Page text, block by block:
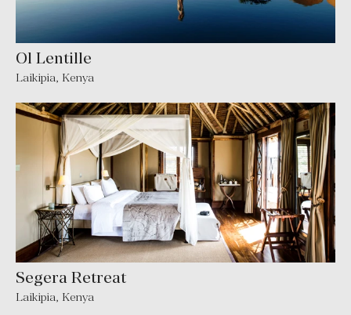
Ol Lentille
Laikipia, Kenya
Segera Retreat
Laikipia, Kenya